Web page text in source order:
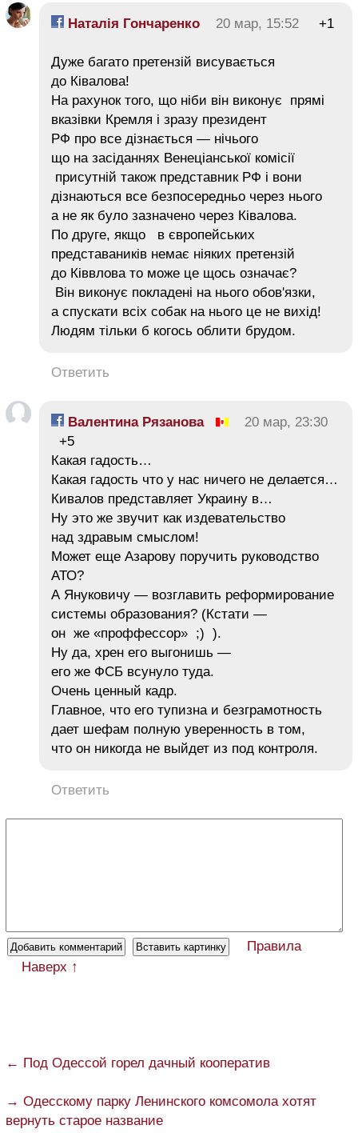
Наталія Гончаренко 20 мар, 15:52 +1
Дуже багато претензій висувається
до Ківалова!
На рахунок того, що ніби він виконує прямі
вказівки Кремля і зразу президент
РФ про все дізнається — нічього
що на засіданнях Венеціанської комісії
присутній також представник РФ і вони
дізнаються все безпосередньо через нього
а не як було зазначено через Ківалова.
По друге, якщо в європейських
представаників немає ніяких претензій
до Ківвлова то може це щось означає?
Він виконує покладені на нього обов'язки,
а спускати всіх собак на нього це не вихід!
Людям тільки б когось облити брудом.
Ответить
Валентина Рязанова
20 мар, 23:30
+5
Какая гадость…
Какая гадость что у нас ничего не делается…
Кивалов представляет Украину в…
Ну это же звучит как издевательство
над здравым смыслом!
Может еще Азарову поручить руководство
АТО?
А Януковичу — возглавить реформирование
системы образования? (Кстати —
он же «проффессор» ;) ).
Ну да, хрен его выгонишь —
его же ФСБ всунуло туда.
Очень ценный кадр.
Главное, что его тупизна и безграмотность
дает шефам полную уверенность в том,
что он никогда не выйдет из под контроля.
Ответить
Правила
Наверх ↑
← Под Одессой горел дачный кооператив
→ Одесскому парку Ленинского комсомола хотят
вернуть старое название